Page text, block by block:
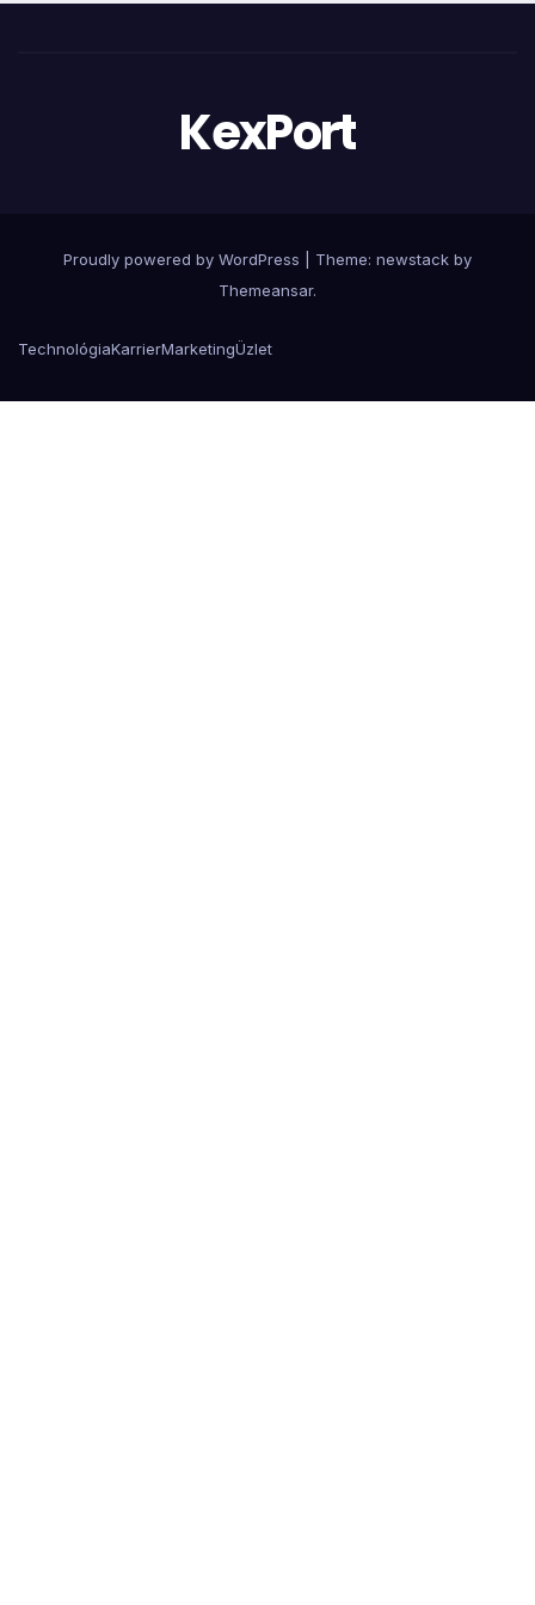
KexPort
Proudly powered by WordPress
Theme: newstack by
Themeansar.
TechnológiaKarrierMarketingÜzlet